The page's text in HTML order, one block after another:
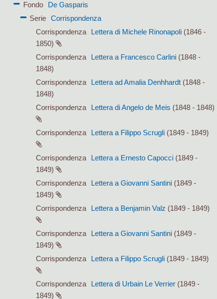
Fondo
De Gasparis
Serie Corrispondenza
Corrispondenza
Lettera di Michele Rinonapoli (1846 -
1850)
Corrispondenza
Lettera a Francesco Carlini (1848 -
1848)
Corrispondenza
Lettera ad Amalia Denhhardt (1848 -
1848)
Corrispondenza
Lettera di Angelo de Meis (1848 - 1848)
Corrispondenza Lettera a Filippo Scrugli (1849 - 1849)
Corrispondenza Lettera a Ernesto Capocci (1849 -
1849)
Corrispondenza
Lettera a Giovanni Santini (1849 -
1849)
Corrispondenza
Lettera a Benjamin Valz (1849 - 1849)
Corrispondenza Lettera a Giovanni Santini (1849 -
1849)
Corrispondenza
Lettera a Filippo Scrugli (1849 - 1849)
Corrispondenza Lettera di Urbain Le Verrier (1849 -
1849)